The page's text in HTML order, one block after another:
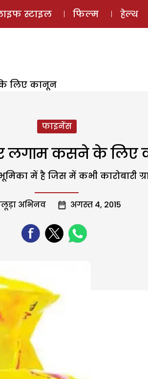
ई-मैगज़ीन
स्टाइल फिल्म हेल्थ
लिए कानून
फाइनेंस
लगाम कसने के लिए
में है जिस में कभी कारोबारी
अभिनव अगस्त 4, 2015